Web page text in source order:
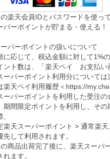
楽天会員IDとパスワードを使っ
パーポイントが貯まる・使える
パーポイントの扱いについて
に応じて、税込金額に対して1%
ント数は、「楽天ペイ お支払い
ーパーポイント利用分について
楽天ペイ利用履歴＜ https://
ーパーポイントを利用した受注
期間限定ポイントを利用し、そ
楽天スーパーポイント > 通常楽
先して利用されます。
商品出荷完了後に、楽天スーパ
ます。